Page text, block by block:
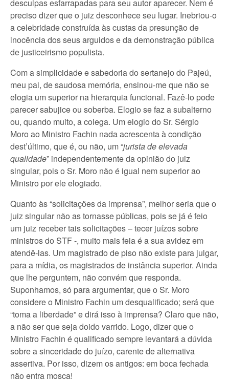
desculpas esfarrapadas para seu autor aparecer. Nem é
preciso dizer que o juiz desconhece seu lugar. Inebriou-o
a celebridade construída às custas da presunção de
inocência dos seus arguidos e da demonstração pública
de justiceirismo populista.
Com a simplicidade e sabedoria do sertanejo do Pajeú,
meu pai, de saudosa memória, ensinou-me que não se
elogia um superior na hierarquia funcional. Fazê-lo pode
parecer sabujice ou soberba. Elogio se faz a subalterno
ou, quando muito, a colega. Um elogio do Sr. Sérgio
Moro ao Ministro Fachin nada acrescenta à condição
dest’último, que é, ou não, um “jurista de elevada
qualidade” independentemente da opinião do juiz
singular, pois o Sr. Moro não é igual nem superior ao
Ministro por ele elogiado.
Quanto às “solicitações da imprensa”, melhor seria que o
juiz singular não as tornasse públicas, pois se já é feio
um juiz receber tais solicitações – tecer juízos sobre
ministros do STF -, muito mais feia é a sua avidez em
atendê-las. Um magistrado de piso não existe para julgar,
para a mídia, os magistrados de instância superior. Ainda
que lhe perguntem, não convém que responda.
Suponhamos, só para argumentar, que o Sr. Moro
considere o Ministro Fachin um desqualificado; será que
“toma a liberdade” e dirá isso à imprensa? Claro que não,
a não ser que seja doido varrido. Logo, dizer que o
Ministro Fachin é qualificado sempre levantará a dúvida
sobre a sinceridade do juízo, carente de alternativa
assertiva. Por isso, dizem os antigos: em boca fechada
não entra mosca!